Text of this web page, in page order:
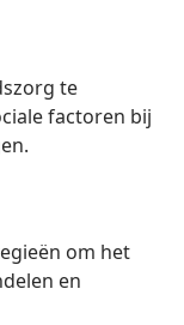
te
factoren bij
om het
en